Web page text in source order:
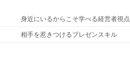
身近にいるからこそ学べる経営者視点
相手を惹きつけるプレゼンスキル